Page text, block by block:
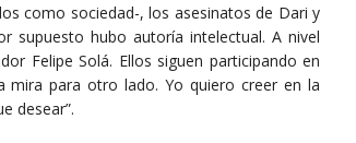
como sociedad-, los asesinatos de Dari y
supuesto hubo autoría intelectual. A nivel
Felipe Solá. Ellos siguen participando en
mira para otro lado. Yo quiero creer en la
desear”.